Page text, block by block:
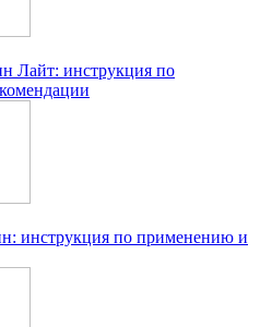
Лайт: инструкция по
инструкция по применению и